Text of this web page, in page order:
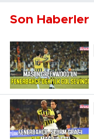
Son Haberler